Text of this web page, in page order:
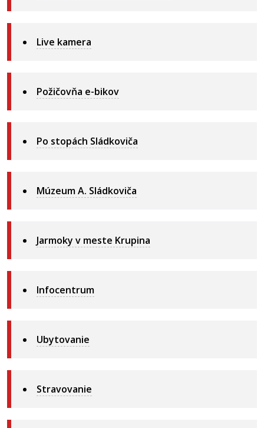
Live kamera
Požičovňa e-bikov
Po stopách Sládkoviča
Múzeum A. Sládkoviča
Jarmoky v meste Krupina
Infocentrum
Ubytovanie
Stravovanie